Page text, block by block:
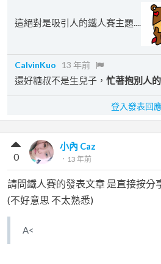
這絕對是吸引人的鐵人賽主題....
CalvinKuo 13 年前
還好糖叔不是生兒子， 忙著抱別人
登入發表回
小內 Caz
． 13 年前
0
請問鐵人賽的發表文章 是直接按分
(不好意思 不太熟悉)
A<